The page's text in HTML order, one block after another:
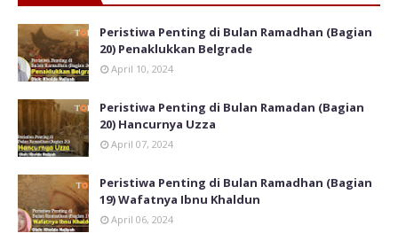
Peristiwa Penting di Bulan Ramadhan (Bagian
20) Penaklukkan Belgrade
April 10, 2024
Peristiwa Penting di Bulan Ramadan (Bagian
20) Hancurnya Uzza
April 07, 2024
Peristiwa Penting di Bulan Ramadhan (Bagian
19) Wafatnya Ibnu Khaldun
April 06, 2024